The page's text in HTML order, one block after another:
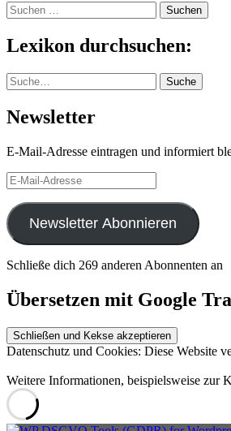
Suchen
nach:
Lexikon durchsuchen:
Suche Suche
Newsletter
E-Mail-Adresse eintragen und informiert
E-
Mail-
Adresse
Newsletter Abonnieren
Schließe dich 269 anderen Abonnenten an
Übersetzen mit Google
Datenschutz und Cookies: Diese Website
Weitere Informationen, beispielsweise zur